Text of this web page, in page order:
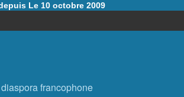
Le 10 octobre 2009